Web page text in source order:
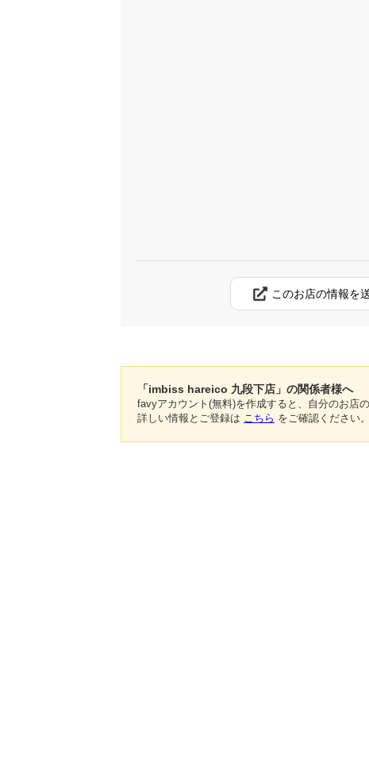
このお店の情報を
「imbiss hareico 九段下店」の関係者様へ
favyアカウント(無料)を作成すると、自分のお店
詳しい情報とご登録は こちら をご確認ください。